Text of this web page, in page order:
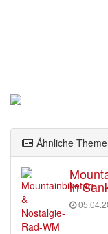
Ähnliche
in